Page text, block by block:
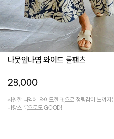
나뭇잎나염 와이드 쿨팬츠
28,000
시원한 나염에 와이드한 핏으로 청량감이 느껴지
바캉스 룩으로도 GOOD!